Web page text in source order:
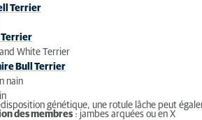
d'un expert ?
Terrier
Terrier
White Terrier
Bull Terrier
nain
génétique, une rotule lâche peut
des membres : jambes arquées ou en X